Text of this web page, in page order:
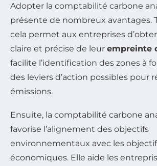
Adopter la comptabilité carbone
présente de nombreux avantages.
cela permet aux entreprises
claire et précise de leur empreinte
facilite l’identification des zones à
des leviers d’action possibles pour
émissions.
Ensuite, la comptabilité carbone
favorise l’alignement des objectifs
environnementaux avec les
économiques. Elle aide les